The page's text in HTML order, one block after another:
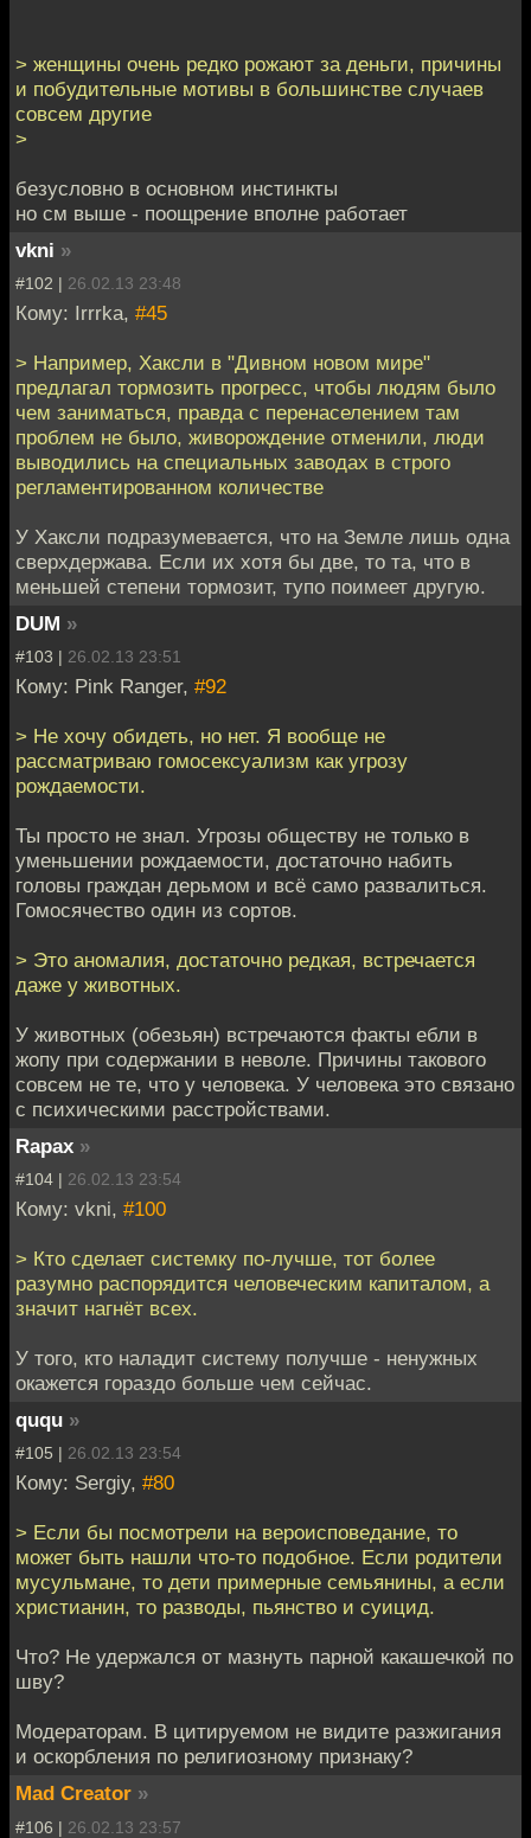
> женщины очень редко рожают за деньги, причины
и побудительные мотивы в большинстве случаев
совсем другие
>
безусловно в основном инстинкты
но см выше - поощрение вполне работает
vkni »
#102 | 26.02.13 23:48
Кому: Irrrka, #45
> Например, Хаксли в "Дивном новом мире"
предлагал тормозить прогресс, чтобы людям было
чем заниматься, правда с перенаселением там
проблем не было, живорождение отменили, люди
выводились на специальных заводах в строго
регламентированном количестве
У Хаксли подразумевается, что на Земле лишь одна
сверхдержава. Если их хотя бы две, то та, что в
меньшей степени тормозит, тупо поимеет другую.
DUM »
#103 | 26.02.13 23:51
Кому: Pink Ranger, #92
> Не хочу обидеть, но нет. Я вообще не
рассматриваю гомосексуализм как угрозу
рождаемости.
Ты просто не знал. Угрозы обществу не только в
уменьшении рождаемости, достаточно набить
головы граждан дерьмом и всё само развалиться.
Гомосячество один из сортов.
> Это аномалия, достаточно редкая, встречается
даже у животных.
У животных (обезьян) встречаются факты ебли в
жопу при содержании в неволе. Причины такового
совсем не те, что у человека. У человека это связано
с психическими расстройствами.
Rapax »
#104 | 26.02.13 23:54
Кому: vkni, #100
> Кто сделает системку по-лучше, тот более
разумно распорядится человеческим капиталом, а
значит нагнёт всех.
У того, кто наладит систему получше - ненужных
окажется гораздо больше чем сейчас.
ququ »
#105 | 26.02.13 23:54
Кому: Sergiy, #80
> Если бы посмотрели на вероисповедание, то
может быть нашли что-то подобное. Если родители
мусульмане, то дети примерные семьянины, а если
христианин, то разводы, пьянство и суицид.
Что? Не удержался от мазнуть парной какашечкой по
шву?
Модераторам. В цитируемом не видите разжигания
и оскорбления по религиозному признаку?
Mad Creator »
#106 | 26.02.13 23:57